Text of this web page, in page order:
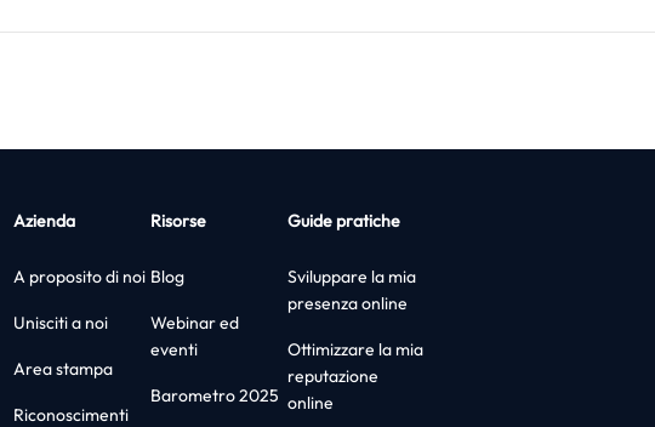
Azienda
A proposito di noi
Unisciti a noi
Area stampa
Riconoscimenti
Risorse
Blog
Webinar ed
eventi
Barometro 2025
Guide pratiche
Sviluppare la mia
presenza online
Ottimizzare la mia
reputazione
online